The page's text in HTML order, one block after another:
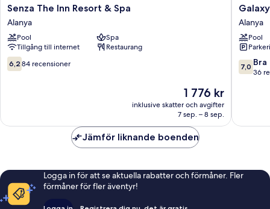
Senza
The
Inn
Resort
&
Spa
Alanya
Senza The Inn Resort & Spa
Alanya
Pool
Spa
Tillgång till internet
Restaurang
6.2
av
6,2 84 recensioner
Priset
1 776 kr
1 776 kr
inklusive skatter och avgifter
7 sep. – 8 sep.
Galaxy
Beach
Hotel
Alanya
Alanya
Pool
7.0
av
7,0 Bra
36
Jämför liknande boenden
Logga in för att se aktuella rabatter och förmåner. Fler
förmåner för fler äventyr!